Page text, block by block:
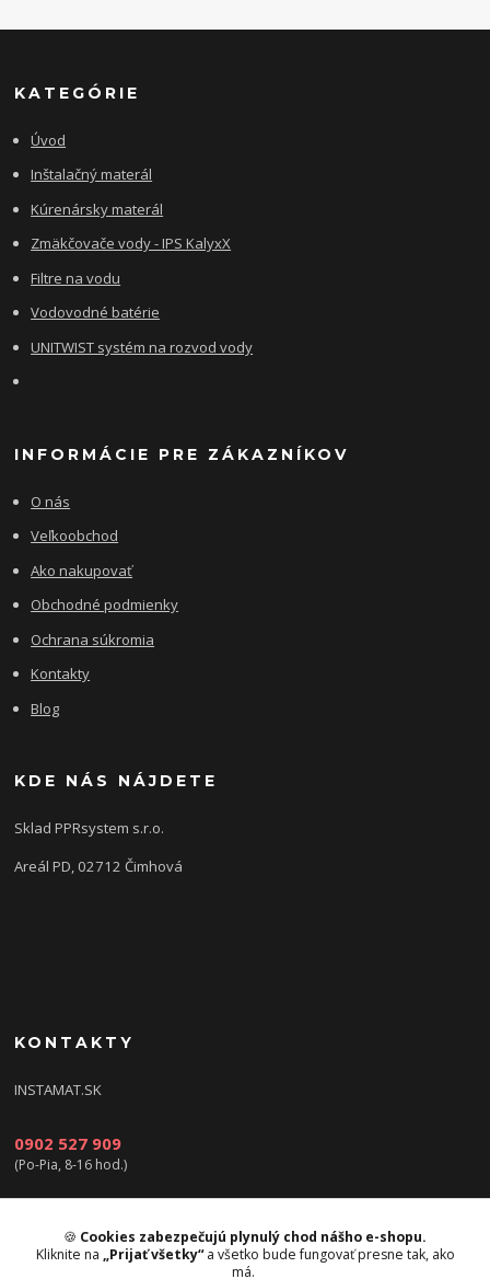
KATEGÓRIE
Úvod
Inštalačný materál
Kúrenársky materál
Zmäkčovače vody - IPS KalyxX
Filtre na vodu
Vodovodné batérie
UNITWIST systém na rozvod vody
INFORMÁCIE PRE ZÁKAZNÍKOV
O nás
Veľkoobchod
Ako nakupovať
Obchodné podmienky
Ochrana súkromia
Kontakty
Blog
KDE NÁS NÁJDETE
Sklad PPRsystem s.r.o.
Areál PD, 02712 Čimhová
KONTAKTY
INSTAMAT.SK
0902 527 909
(Po-Pia, 8-16 hod.)
info@instamat.sk
🍪 Cookies zabezpečujú plynulý chod nášho e-shopu.
Kliknite na „Prijať všetky“a všetko bude fungovať presne tak, ako
má.